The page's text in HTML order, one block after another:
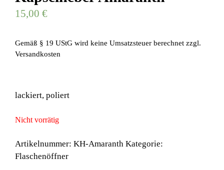
15,00 €
Gemäß § 19 UStG wird keine Umsatzsteuer berechnet zzgl.
Versandkosten
lackiert, poliert
Nicht vorrätig
Artikelnummer: KH-Amaranth Kategorie:
Flaschenöffner